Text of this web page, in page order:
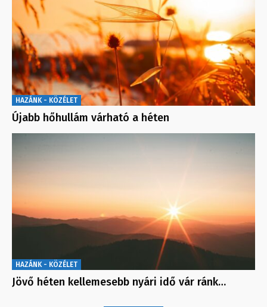
HAZÁNK - KÖZÉLET
Újabb hőhullám várható a héten
HAZÁNK - KÖZÉLET
Jövő héten kellemesebb nyári idő vár ránk…